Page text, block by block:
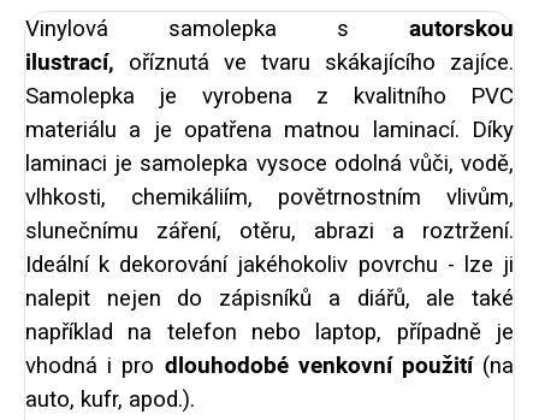
Vinylová samolepka s autorskou
ilustrací, oříznutá ve tvaru skákajícího zajíce.
Samolepka je vyrobena z kvalitního PVC
materiálu a je opatřena matnou laminací. Díky
laminaci je samolepka vysoce odolná vůči, vodě,
vlhkosti, chemikáliím, povětrnostním vlivům,
slunečnímu záření, otěru, abrazi a roztržení.
Ideální k dekorování jakéhokoliv povrchu - lze ji
nalepit nejen do zápisníků a diářů, ale také
například na telefon nebo laptop, případně je
vhodná i pro dlouhodobé venkovní použití(na
auto, kufr, apod.).